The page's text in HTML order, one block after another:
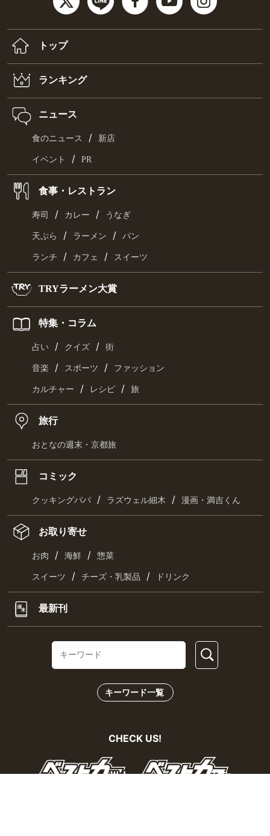
トップ
ランキング
ニュース
食のニュース / 新店
イベント / PR
食事・レストラン
寿司 / カレー / うなぎ
天ぷら / ラーメン / パン
ランチ / カフェ / スイーツ
TRYラーメン大賞
特集・コラム
占い / クイズ / 街
音楽 / スポーツ / ファッション
カルチャー / レシピ / 旅
旅行
おとなの週末・京都旅
コミック
クッキングパパ / ラズウェル細木 / 漫画・満吉くん
お取り寄せ
お肉 / 海鮮 / 惣菜
スイーツ / チーズ・乳製品 / ドリンク
最新刊
キーワード一覧
CHECK US!